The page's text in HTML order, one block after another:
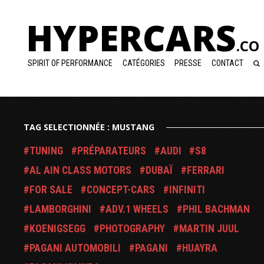
HYPERCARS.CO
SPIRIT OF PERFORMANCE CATÉGORIES PRESSE CONTACT
TAG SELECTIONNÉE : MUSTANG
TUNING PRÉPARATEURS AUDI
S8
AL AIN CLASS MOTORS
DUBAÏ
FERRARI
FOR SALE
CONCEPT-CARS
INFINITI
LAMBORGHINI
ADV.1 WHEELS
PHIL BACHMAN
KOENIGSEGG
PHOTOGRAPHY
MARTIN JUUL
PAGANI AUTOMOBILI
PAGANI
HUAYRA